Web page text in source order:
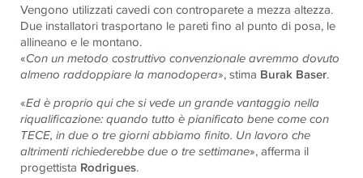
Vengono utilizzati cavedi con controparete a mezza altezza.
Due installatori trasportano le pareti fino al punto di posa, le
allineano e le montano.
«Con un metodo costruttivo convenzionale avremmo dovuto
almeno raddoppiare la manodopera», stima Burak Baser.
«Ed è proprio qui che si vede un grande vantaggio nella
riqualificazione: quando tutto è pianificato bene come con
TECE, in due o tre giorni abbiamo finito. Un lavoro che
altrimenti richiederebbe due o tre settimane», afferma il
progettista Rodrigues.